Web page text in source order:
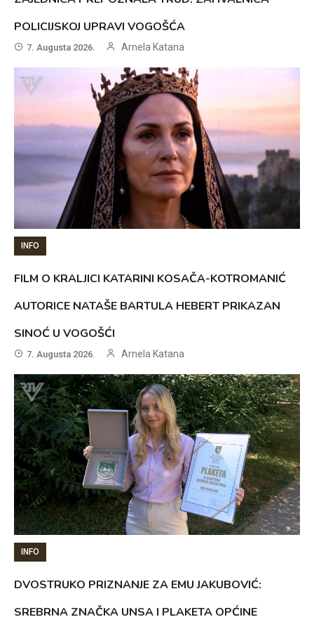
POLICIJSKOJ UPRAVI VOGOŠĆA
7. Augusta 2026. Arnela Katana
INFO
FILM O KRALJICI KATARINI KOSAČA-KOTROMANIĆ
AUTORICE NATAŠE BARTULA HEBERT PRIKAZAN
SINOĆ U VOGOŠĆI
7. Augusta 2026. Arnela Katana
INFO
DVOSTRUKO PRIZNANJE ZA EMU JAKUBOVIĆ:
SREBRNA ZNAČKA UNSA I PLAKETA OPĆINE